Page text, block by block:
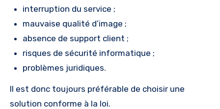
interruption du service ;
mauvaise qualité d’image ;
absence de support client ;
risques de sécurité informatique ;
problèmes juridiques.
Il est donc toujours préférable de choisir une
solution conforme à la loi.